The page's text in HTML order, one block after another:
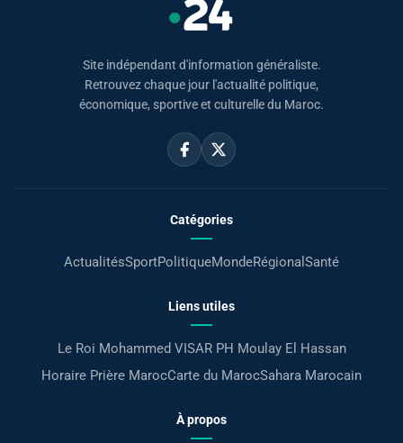
Site indépendant d'information généraliste.
Retrouvez chaque jour l'actualité politique,
économique, sportive et culturelle du Maroc.
Catégories
ActualitésSportPolitiqueMondeRégional Santé
Liens utiles
Le Roi Mohammed VISAR PH Moulay El Hassan
Horaire Prière MarocCarte du MarocSahara Marocain
À propos